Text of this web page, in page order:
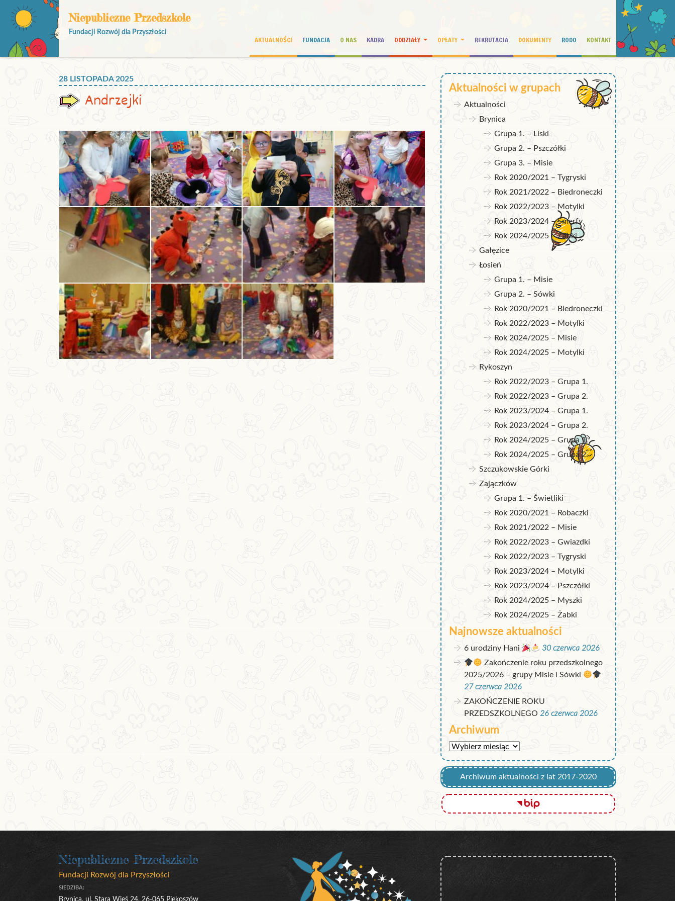
Niepubliczne Przedszkole
Fundacji Rozwój dla Przyszłości
AKTUALNOŚCI FUNDACJA O NAS KADRA ODDZIAŁY OPŁATY REKRUTACJA DOKUMENTY RODO KONTAKT
28 LISTOPADA 2025
Andrzejki
Aktualności w grupach
Aktualności
Brynica
Grupa 1. – Liski
Grupa 2. – Pszczółki
Grupa 3. – Misie
Rok 2020/2021 – Tygryski
Rok 2021/2022 – Biedroneczki
Rok 2022/2023 – Motylki
Rok 2023/2024 – Smerfy
Rok 2024/2025 – Żabki
Gałęzice
Łosień
Grupa 1. – Misie
Grupa 2. – Sówki
Rok 2020/2021 – Biedroneczki
Rok 2022/2023 – Motylki
Rok 2024/2025 – Misie
Rok 2024/2025 – Motylki
Rykoszyn
Rok 2022/2023 – Grupa 1.
Rok 2022/2023 – Grupa 2.
Rok 2023/2024 – Grupa 1.
Rok 2023/2024 – Grupa 2.
Rok 2024/2025 – Grupa 1.
Rok 2024/2025 – Grupa 2.
Szczukowskie Górki
Zajączków
Grupa 1. – Świetliki
Rok 2020/2021 – Robaczki
Rok 2021/2022 – Misie
Rok 2022/2023 – Gwiazdki
Rok 2022/2023 – Tygryski
Rok 2023/2024 – Motylki
Rok 2023/2024 – Pszczółki
Rok 2024/2025 – Myszki
Rok 2024/2025 – Żabki
Najnowsze aktualności
6 urodziny Hani
30 czerwca 2026
Zakończenie roku przedszkolnego
2025/2026 – grupy Misie i Sówki
27 czerwca 2026
ZAKOŃCZENIE ROKU
PRZEDSZKOLNEGO 26 czerwca 2026
Archiwum
Archiwum
Archiwum aktualności z lat 2017-2020
Niepubliczne Przedszkole
Fundacji Rozwój dla Przyszłości
SIEDZIBA:
Brynica, ul. Stara Wieś 24, 26-065 Piekoszów